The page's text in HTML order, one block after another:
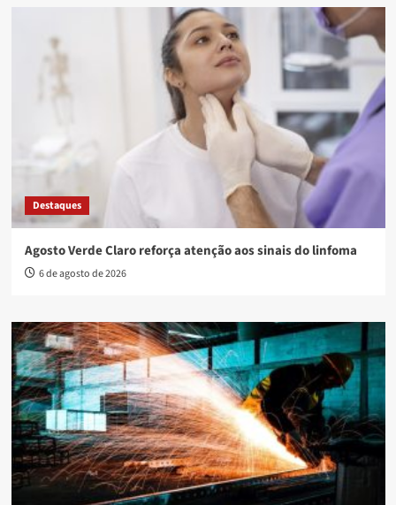
Destaques
Agosto Verde Claro reforça atenção aos sinais do linfoma
6 de agosto de 2026